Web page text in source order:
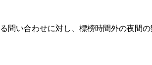
問い合わせに対し、標榜時間外の夜間